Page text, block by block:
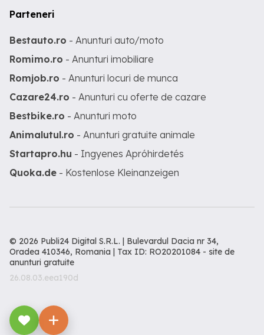
Parteneri
Bestauto.ro - Anunturi auto/moto
Romimo.ro - Anunturi imobiliare
Romjob.ro - Anunturi locuri de munca
Cazare24.ro - Anunturi cu oferte de cazare
Bestbike.ro - Anunturi moto
Animalutul.ro - Anunturi gratuite animale
Startapro.hu - Ingyenes Apróhirdetés
Quoka.de - Kostenlose Kleinanzeigen
© 2026 Publi24 Digital S.R.L. | Bulevardul Dacia nr 34,
Oradea 410346, Romania | Tax ID: RO20201084 - site de
anunturi gratuite
26.08.03.eea190d